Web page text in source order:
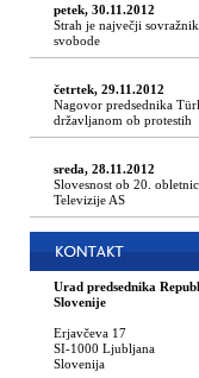
petek, 30.11.2012
Strah je največji sovražnik
svobode
četrtek, 29.11.2012
Nagovor predsednika
državljanom ob protestih
sreda, 28.11.2012
Slovesnost ob 20.
Televizije AS
Urad predsednika
Slovenije
Erjavčeva 17
SI-1000 Ljubljana
Slovenija